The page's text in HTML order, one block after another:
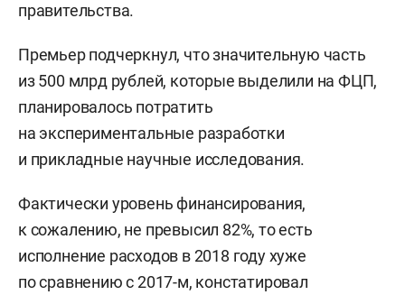
правительства.
Премьер подчеркнул, что значительную часть
из 500 млрд рублей, которые выделили на ФЦП,
планировалось потратить
на экспериментальные разработки
и прикладные научные исследования.
Фактически уровень финансирования,
к сожалению, не превысил 82%, то есть
исполнение расходов в 2018 году хуже
по сравнению с 2017-м, констатировал